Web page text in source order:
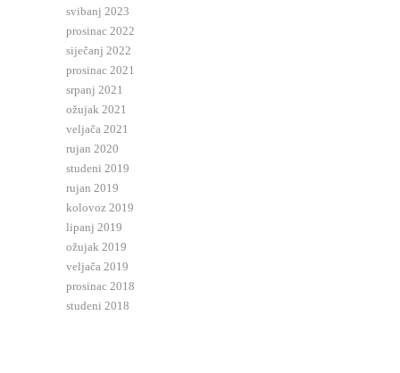
svibanj 2023
prosinac 2022
siječanj 2022
prosinac 2021
srpanj 2021
ožujak 2021
veljača 2021
rujan 2020
studeni 2019
rujan 2019
kolovoz 2019
lipanj 2019
ožujak 2019
veljača 2019
prosinac 2018
studeni 2018